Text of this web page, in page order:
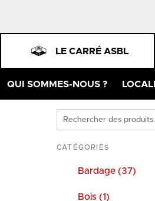
LE CARRÉ ASBL
QUI SOMMES-NOUS ?
Rechercher
des
produits
CATÉGORIES
Bardage (37)
Bois (1)